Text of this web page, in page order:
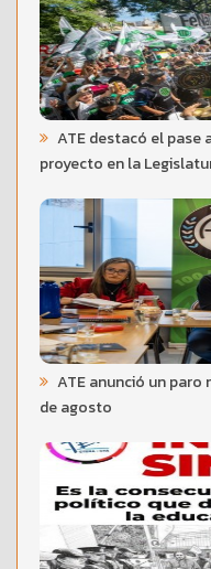
ATE destacó el pase
proyecto en la
ATE anunció un
de agosto